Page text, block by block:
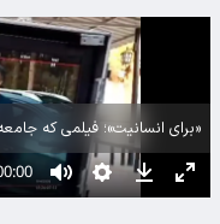
«برای انسانیت»؛ فیلمی که